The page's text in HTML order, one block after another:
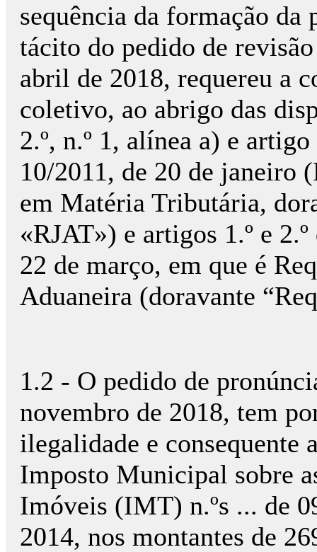
sequência da formação
tácito do pedido de
abril de 2018, requereu a
coletivo, ao abrigo das
2.º, n.º 1, alínea a) e
10/2011, de 20 de janeiro
em Matéria Tributária,
«RJAT») e artigos 1.º e
22 de março, em que é
Aduaneira (doravante
1.2 - O pedido de
novembro de 2018, tem
ilegalidade e consequente
Imposto Municipal sobre
Imóveis (IMT) n.ºs ... de
2014, nos montantes de